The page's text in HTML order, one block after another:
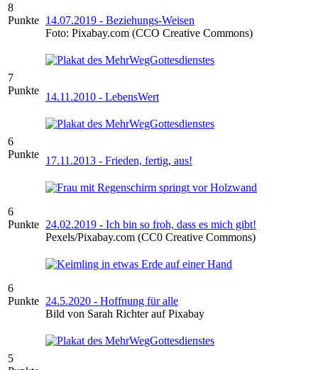
8
Punkte 14.07.2019 - Beziehungs-Weisen
Foto: Pixabay.com (CCO Creative Commons)
7
Punkte
14.11.2010 - LebensWert
6
Punkte
17.11.2013 - Frieden, fertig, aus!
6
Punkte 24.02.2019 - Ich bin so froh, dass es mich gibt!
Pexels/Pixabay.com (CC0 Creative Commons)
6
Punkte 24.5.2020 - Hoffnung für alle
Bild von Sarah Richter auf Pixabay
5